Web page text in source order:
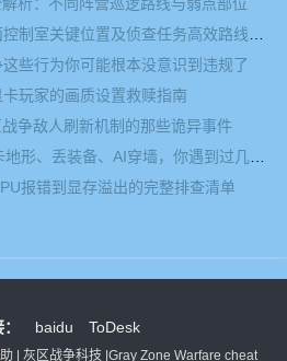
些行为你可能根本没意识到违规了
玩家的画质设置救赎指南
争敌人刷新机制的那些诡异事件
报错到显存溢出的完整排查清单
baidu ToDesk
| 灰区战争科技 |Gray Zone Warfare cheat